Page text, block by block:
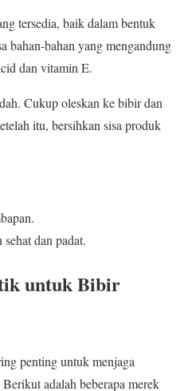
tersedia, baik dalam bentuk
bahan-bahan yang mengandung
dan vitamin E.
Cukup oleskan ke bibir dan
itu, bersihkan sisa produk
dan padat.
untuk Bibir
penting untuk menjaga
adalah beberapa merek